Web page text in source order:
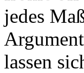
jedes
lassen